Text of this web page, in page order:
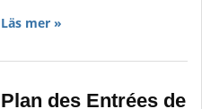
Läs mer »
Plan des Entrées de